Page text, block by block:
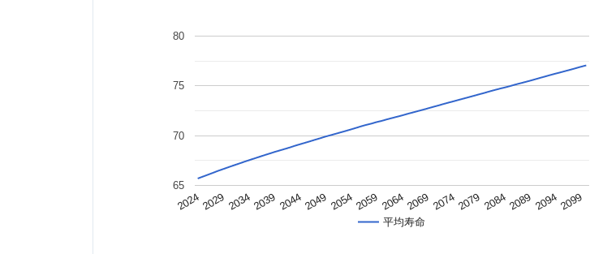
平均寿命
20242029 20342039 20442049 20542059 20642069 20742079 20842089 20942099
65
70
75
80